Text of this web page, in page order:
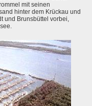
mit seinen
hinter dem Krückau und
und Brunsbüttel vorbei,